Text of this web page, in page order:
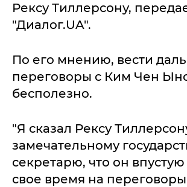
Рексу Тиллерсону,
"Диалог.UA".
По его мнению, вести
переговоры с Ким Чен
бесполезно.
"Я сказал Рексу
замечательному
секретарю, что он впустую
свое время на